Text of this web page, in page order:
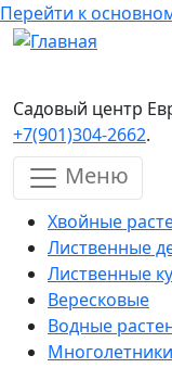
Перейти к
Садовый центр
+7(901)304-2662.
Меню
Хвойные
Лиственные
Лиственные
Вересковые
Водные
Многолетники